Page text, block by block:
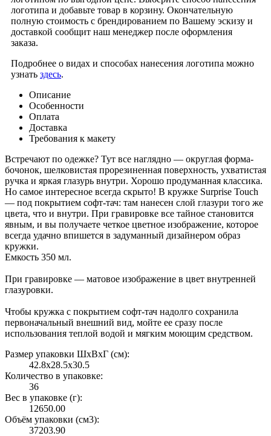
логотипа и добавьте товар в корзину. Окончательную
полную стоимость с брендированием по Вашему эскизу и
доставкой сообщит наш менеджер после оформления
заказа.
Подробнее о видах и способах нанесения логотипа можно
узнать здесь.
Описание
Особенности
Оплата
Доставка
Требования к макету
Встречают по одежке? Тут все наглядно — округлая форма-
бочонок, шелковистая прорезиненная поверхность, ухватистая
ручка и яркая глазурь внутри. Хорошо продуманная классика.
Но самое интересное всегда скрыто! В кружке Surprise Touch
— под покрытием софт-тач: там нанесен слой глазури того же
цвета, что и внутри. При гравировке все тайное становится
явным, и вы получаете четкое цветное изображение, которое
всегда удачно впишется в задуманный дизайнером образ
кружки.
Емкость 350 мл.
При гравировке — матовое изображение в цвет внутренней
глазуровки.
Чтобы кружка с покрытием софт-тач надолго сохранила
первоначальный внешний вид, мойте ее сразу после
использования теплой водой и мягким моющим средством.
Размер упаковки ШxВxГ (см):
42.8x28.5x30.5
Количество в упаковке:
36
Вес в упаковке (г):
12650.00
Объём упаковки (см3):
37203.90